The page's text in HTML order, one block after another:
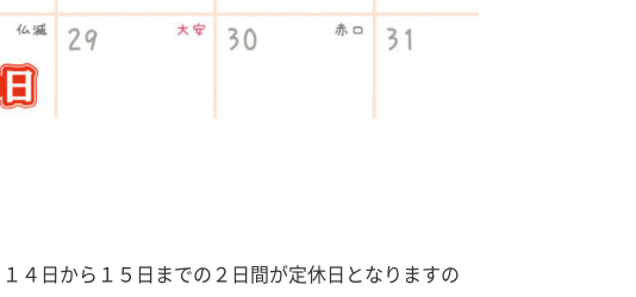
４日から１５日までの２日間が定休日となりますの